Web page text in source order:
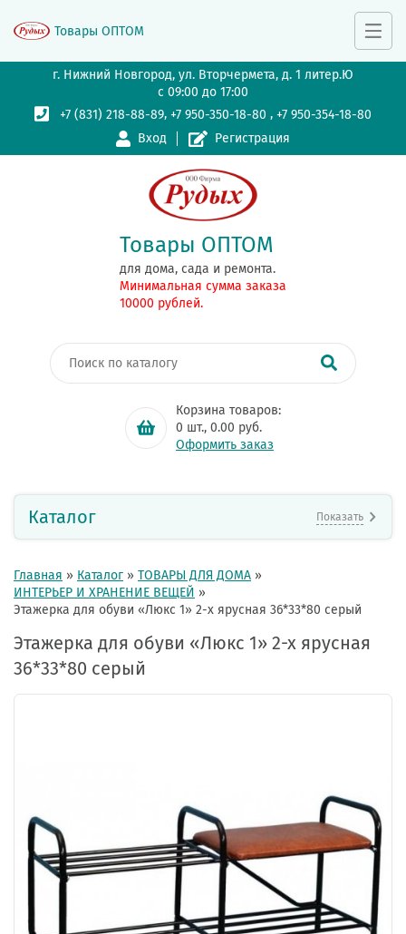
г. Нижний Новгород, ул. Вторчермета, д. 1 литер.Ю
с 09:00 до 17:00
+7 (831) 218-88-89,+7 950-350-18-80 ,+7 950-354-18-80
Вход
Регистрация
Товары ОПТОМ
для дома, сада и ремонта.
Минимальная сумма заказа
10000 рублей.
Корзина товаров:
0 шт., 0.00 руб.
Оформить заказ
Товары ОПТОМ
Каталог Показать
Главная » Каталог » ТОВАРЫ ДЛЯ ДОМА »
ИНТЕРЬЕР И ХРАНЕНИЕ ВЕЩЕЙ »
Этажерка для обуви «Люкс 1» 2-х ярусная 36*33*80 серый
Этажерка для обуви «Люкс 1» 2-х ярусная
36*33*80 серый